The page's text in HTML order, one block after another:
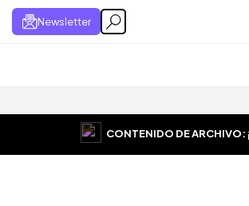
Newsletter
CONTENIDO DE ARCHIVO: